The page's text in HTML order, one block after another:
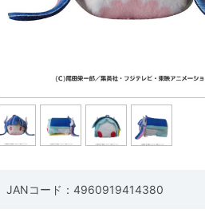
JANコード：4960919414380